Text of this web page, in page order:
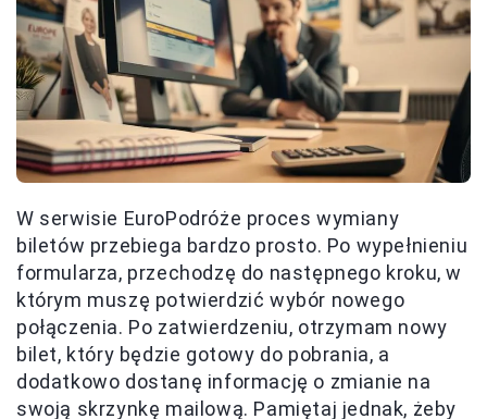
W serwisie EuroPodróże proces wymiany
biletów przebiega bardzo prosto. Po wypełnieniu
formularza, przechodzę do następnego kroku, w
którym muszę potwierdzić wybór nowego
połączenia. Po zatwierdzeniu, otrzymam nowy
bilet, który będzie gotowy do pobrania, a
dodatkowo dostanę informację o zmianie na
swoją skrzynkę mailową. Pamiętaj jednak, żeby